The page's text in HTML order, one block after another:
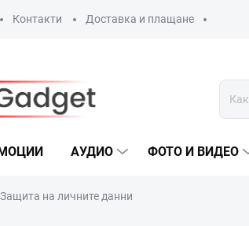
Контакти Доставка и плащане
АУДИО ФОТО И ВИДЕО
Защита на личните данни